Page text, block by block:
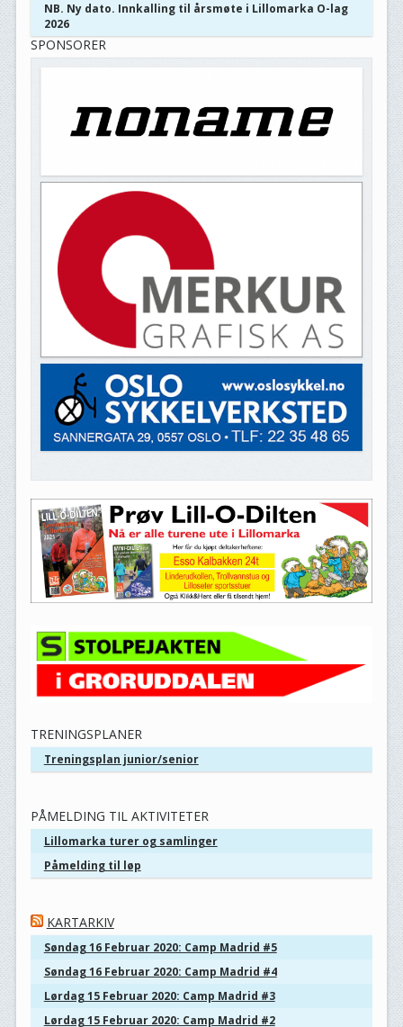
NB. Ny dato. Innkalling til årsmøte i Lillomarka O-lag
2026
SPONSORER
TRENINGSPLANER
Treningsplan junior/senior
PÅMELDING TIL AKTIVITETER
Lillomarka turer og samlinger
Påmelding til løp
KARTARKIV
Søndag 16 Februar 2020: Camp Madrid #5
Søndag 16 Februar 2020: Camp Madrid #4
Lørdag 15 Februar 2020: Camp Madrid #3
Lørdag 15 Februar 2020: Camp Madrid #2